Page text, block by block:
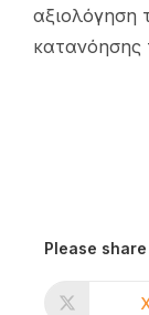
αξιολόγηση
κατανόησης
Please